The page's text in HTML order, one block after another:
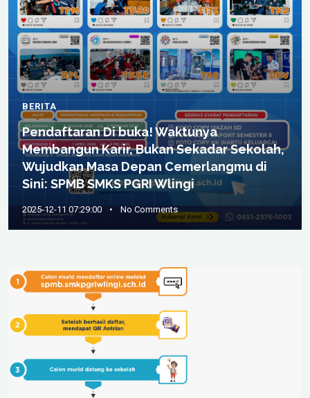
BERITA
Pendaftaran Di buka! Waktunya
Membangun Karir, Bukan Sekadar Sekolah,
Wujudkan Masa Depan Cemerlangmu di
Sini: SPMB SMKS PGRI Wlingi
2025-12-11 07:29:00 • No Comments